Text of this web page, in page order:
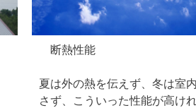
断熱性能
夏は外の熱を伝えず、冬は室
さず、こういった性能が高け